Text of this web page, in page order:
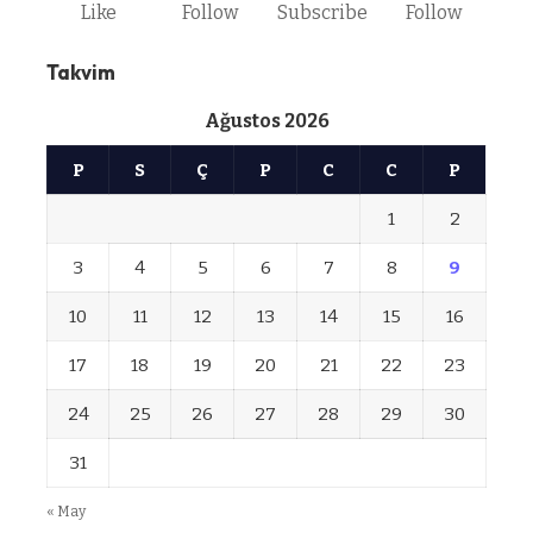
Like Follow Subscribe Follow
Takvim
Ağustos 2026
P S Ç P C C P
1 2
3 4 5 6 7 8 9
10 11 12 13 14 15 16
17 18 19 20 21 22 23
24 25 26 27 28 29 30
31
« May